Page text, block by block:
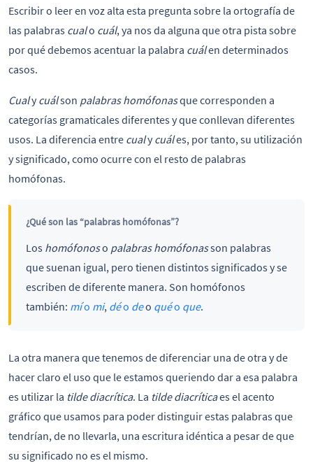
Escribir o leer en voz alta esta pregunta sobre la ortografía de
las palabras cualo cuál, ya nos da alguna que otra pista sobre
por qué debemos acentuar la palabra cuálen determinados
casos.
Cualycuálson palabras homófonasque corresponden a
categorías gramaticales diferentes y que conllevan diferentes
usos. La diferencia entre cualycuáles, por tanto, su utilización
y significado, como ocurre con el resto de palabras
homófonas.
¿Qué son las “palabras homófonas”?
Los homófonoso palabras homófonasson palabras
que suenan igual, pero tienen distintos significados y se
escriben de diferente manera. Son homófonos
también: mío mi, déo deo quéo que.
La otra manera que tenemos de diferenciar una de otra y de
hacer claro el uso que le estamos queriendo dar a esa palabra
es utilizar la tilde diacrítica. La tilde diacríticaes el acento
gráfico que usamos para poder distinguir estas palabras que
tendrían, de no llevarla, una escritura idéntica a pesar de que
su significado no es el mismo.